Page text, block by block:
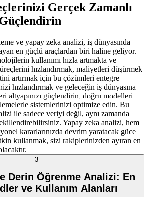
Gerçek Zamanlı
ve yapay zeka analizi, iş dünyasında
en güçlü araçlardan biri haline geliyor.
kullanımı hızla artmakta ve
hızlandırmak, maliyetleri düşürmek
artırmak için bu çözümleri entegre
hızlandırmak ve geleceğin iş dünyasına
altyapınızı güçlendirin, doğru modelleri
sistemlerinizi optimize edin. Bu
ile sadece veriyi değil, aynı zamanda
Yapay zeka analizi, hem
kararlarınızda devrim yaratacak güce
kullanmak, sizi rakiplerinizden ayıran en
3
Derin Öğrenme Analizi: En
ve Kullanım Alanları